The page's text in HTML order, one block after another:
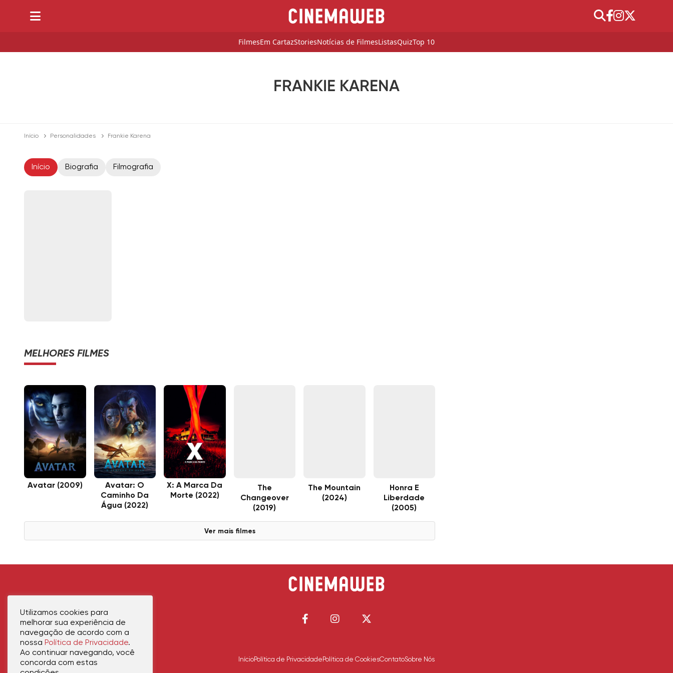
FilmesEm CartazStoriesNotícias de FilmesListasQuizTop 10
FRANKIE KARENA
Início Personalidades Frankie Karena
Início Biografia Filmografia
MELHORES FILMES
Avatar (2009)
Avatar: O
Caminho Da
Água (2022)
X: A Marca Da
Morte (2022)
The
Changeover
(2019)
The Mountain
(2024)
Honra E
Liberdade
(2005)
Ver mais filmes
InícioPolítica de Privacidade Política de CookiesContatoSobre Nós
Utilizamos cookies para
melhorar sua experiência de
navegação de acordo com a
nossa Política de Privacidade.
Ao continuar navegando, você
concorda com estas